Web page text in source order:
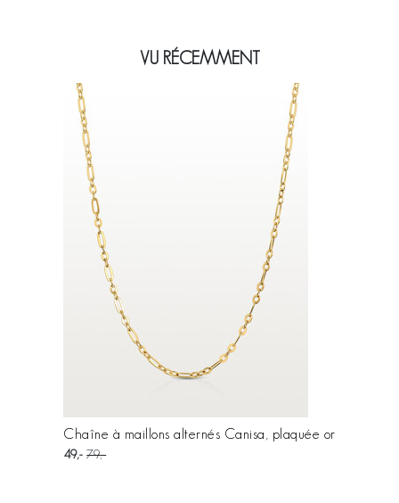
VU RÉCEMMENT
Chaîne à maillons alternés Canisa, plaquée or
49 79